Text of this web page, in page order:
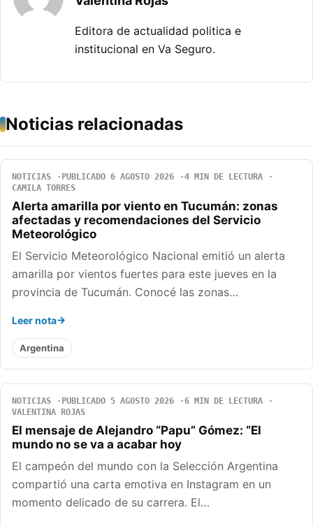
Editora de actualidad politica e
institucional en Va Seguro.
Noticias relacionadas
NOTICIAS PUBLICADO 6 AGOSTO 2026
4 MIN DE LECTURA
CAMILA TORRES
Alerta amarilla por viento en Tucumán: zonas
afectadas y recomendaciones del Servicio
Meteorológico
El Servicio Meteorológico Nacional emitió un alerta
amarilla por vientos fuertes para este jueves en la
provincia de Tucumán. Conocé las zonas…
Leer nota
Argentina
NOTICIAS PUBLICADO 5 AGOSTO 2026
6 MIN DE LECTURA
VALENTINA ROJAS
El mensaje de Alejandro “Papu” Gómez: “El
mundo no se va a acabar hoy
El campeón del mundo con la Selección Argentina
compartió una carta emotiva en Instagram en un
momento delicado de su carrera. El…